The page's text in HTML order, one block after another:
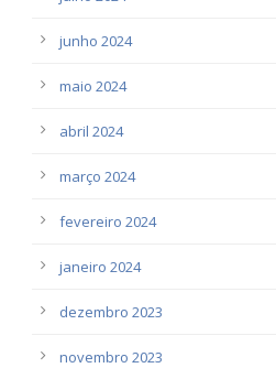
junho 2024
maio 2024
abril 2024
março 2024
fevereiro 2024
janeiro 2024
dezembro 2023
novembro 2023